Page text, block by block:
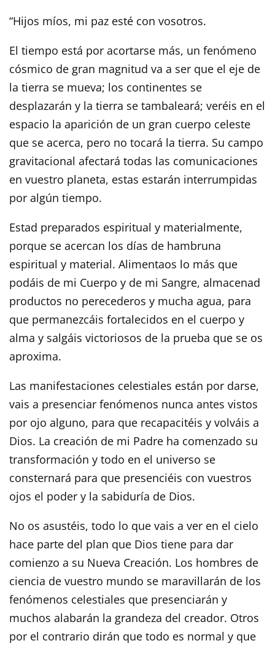
“Hijos míos, mi paz esté con vosotros.
El tiempo está por acortarse más, un fenómeno
cósmico de gran magnitud va a ser que el eje de
la tierra se mueva; los continentes se
desplazarán y la tierra se tambaleará; veréis en el
espacio la aparición de un gran cuerpo celeste
que se acerca, pero no tocará la tierra. Su campo
gravitacional afectará todas las comunicaciones
en vuestro planeta, estas estarán interrumpidas
por algún tiempo.
Estad preparados espiritual y materialmente,
porque se acercan los días de hambruna
espiritual y material. Alimentaos lo más que
podáis de mi Cuerpo y de mi Sangre, almacenad
productos no perecederos y mucha agua, para
que permanezcáis fortalecidos en el cuerpo y
alma y salgáis victoriosos de la prueba que se os
aproxima.
Las manifestaciones celestiales están por darse,
vais a presenciar fenómenos nunca antes vistos
por ojo alguno, para que recapacitéis y volváis a
Dios. La creación de mi Padre ha comenzado su
transformación y todo en el universo se
consternará para que presenciéis con vuestros
ojos el poder y la sabiduría de Dios.
No os asustéis, todo lo que vais a ver en el cielo
hace parte del plan que Dios tiene para dar
comienzo a su Nueva Creación. Los hombres de
ciencia de vuestro mundo se maravillarán de los
fenómenos celestiales que presenciarán y
muchos alabarán la grandeza del creador. Otros
por el contrario dirán que todo es normal y que